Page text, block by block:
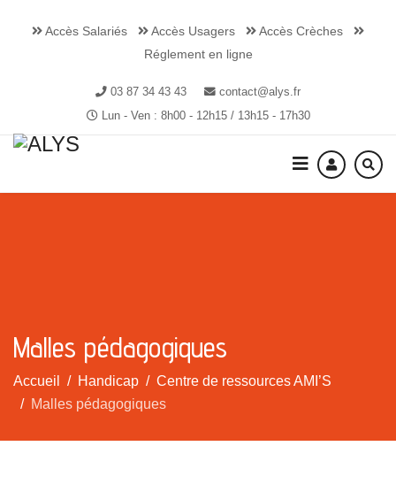
Accès Salariés Accès Usagers
Accès Crèches
Réglement en ligne
03 87 34 43 43
contact@alys.fr
Lun - Ven : 8h00 - 12h15 / 13h15 - 17h30
Malles pédagogiques
Accueil Handicap
Centre de ressources AMI’S
Malles pédagogiques